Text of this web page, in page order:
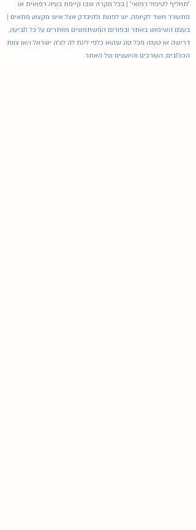
"תחליף לטיפול רפואי" | בכל מקרה שבו קיימת בעיה רפואית או
מתעורר חשד לקיומה, יש לפנות ולהיבדק אצל איש מקצוע מתאים |
בעצם השימוש באתר ובפורום המשתמשים מוותרים על כל תביעה,
דרישה או טענה מכל סוג שהוא כלפי ליגת לה לצ'ה ישראל ו/או צוות
הכותבים, העורכים והיועצים של האתר.